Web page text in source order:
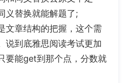
义替换就能解题了;
文章结构的把握，这个需
说到底雅思阅读考试更加
要能get到那个点，分数就